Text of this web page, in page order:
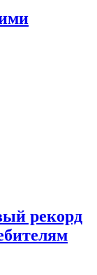
рекорд